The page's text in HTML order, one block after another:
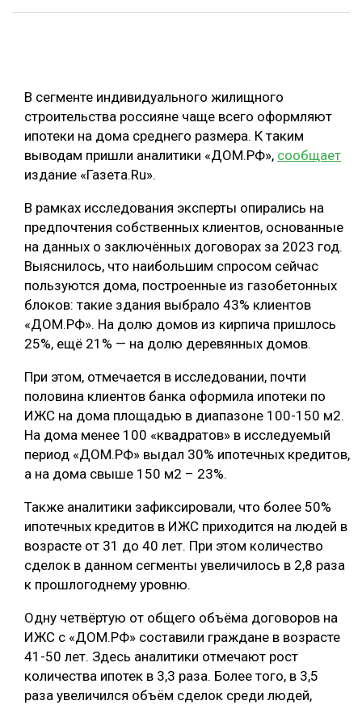
ЛЕСОЗАГОТОВКА
БИОЭНЕРГЕТИКА
ЛЕСОВОССТАНОВЛЕНИЕ И ЗАЩИТА
ЛОГИСТИКА
КОМПЛЕКСНАЯ ПЕРЕРАБОТКА
ЛЕСОПИЛЕНИЕ
ДЕРЕВЯННОЕ ДОМОСТРОЕНИЕ
БЕЗОПАСНОЕ ПРОИЗВОДСТВО
СОРТИРОВКА ДРЕВЕСИНЫ
СУШКА ДРЕВЕСИНЫ
МЕБЕЛЬНОЕ ПРОИЗВОДСТВО
ПОДБОРКИ СТАТЕЙ
В сегменте индивидуального жилищного
строительства россияне чаще всего оформляют
ипотеки на дома среднего размера. К таким
выводам пришли аналитики «ДОМ.РФ», сообщает
издание «Газета.Ru».
В рамках исследования эксперты опирались на
предпочтения собственных клиентов, основанные
на данных о заключённых договорах за 2023 год.
Выяснилось, что наибольшим спросом сейчас
пользуются дома, построенные из газобетонных
блоков: такие здания выбрало 43% клиентов
«ДОМ.РФ». На долю домов из кирпича пришлось
25%, ещё 21% — на долю деревянных домов.
При этом, отмечается в исследовании, почти
половина клиентов банка оформила ипотеки по
ИЖС на дома площадью в диапазоне 100-150 м2.
На дома менее 100 «квадратов» в исследуемый
период «ДОМ.РФ» выдал 30% ипотечных кредитов,
а на дома свыше 150 м2 – 23%.
Также аналитики зафиксировали, что более 50%
ипотечных кредитов в ИЖС приходится на людей в
возрасте от 31 до 40 лет. При этом количество
сделок в данном сегменты увеличилось в 2,8 раза
к прошлогоднему уровню.
Одну четвёртую от общего объёма договоров на
ИЖС с «ДОМ.РФ» составили граждане в возрасте
41-50 лет. Здесь аналитики отмечают рост
количества ипотек в 3,3 раза. Более того, в 3,5
раза увеличился объём сделок среди людей,